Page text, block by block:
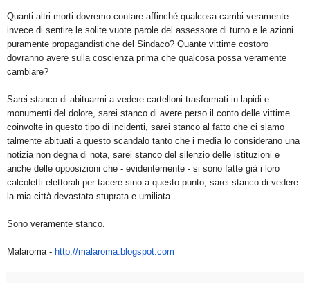
Quanti altri morti dovremo contare affinché qualcosa cambi veramente
invece di sentire le solite vuote parole del assessore di turno e le azioni
puramente propagandistiche del Sindaco? Quante vittime costoro
dovranno avere sulla coscienza prima che qualcosa possa veramente
cambiare?
Sarei stanco di abituarmi a vedere cartelloni trasformati in lapidi e
monumenti del dolore, sarei stanco di avere perso il conto delle vittime
coinvolte in questo tipo di incidenti, sarei stanco al fatto che ci siamo
talmente abituati a questo scandalo tanto che i media lo considerano una
notizia non degna di nota, sarei stanco del silenzio delle istituzioni e
anche delle opposizioni che - evidentemente - si sono fatte già i loro
calcoletti elettorali per tacere sino a questo punto, sarei stanco di vedere
la mia città devastata stuprata e umiliata.
Sono veramente stanco.
Malaroma - http://malaroma.blogspot.com